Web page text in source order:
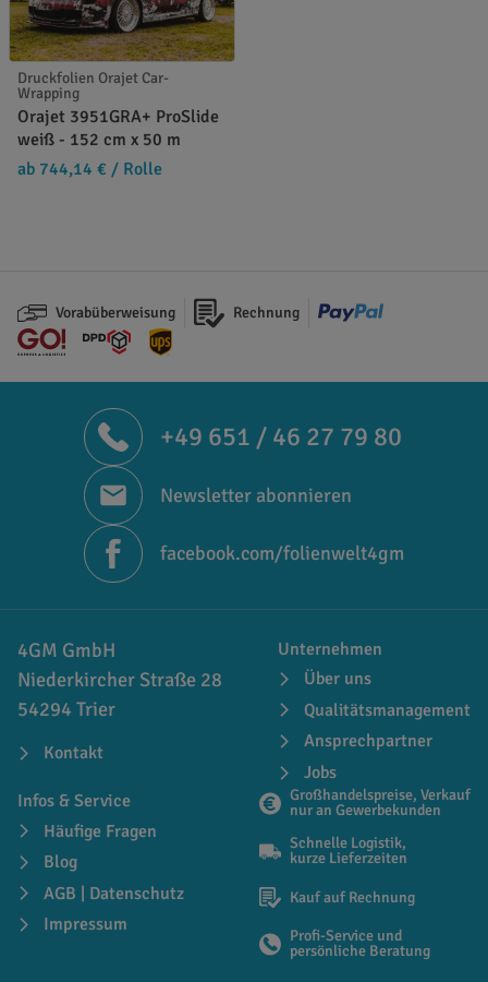
Druckfolien Orajet Car-
Wrapping
Orajet 3951GRA+ ProSlide
weiß - 152 cm x 50 m
ab 744,14 € / Rolle
Vorabüberweisung Rechnung
+49 651 / 46 27 79 80
Newsletter abonnieren
facebook.com/folienwelt4gm
4GM GmbH
Niederkircher Straße 28
54294 Trier
Kontakt
Unternehmen
Über uns
Qualitätsmanagement
Ansprechpartner
Jobs
Infos & Service
Häufige Fragen
Blog
AGB | Datenschutz
Impressum
Großhandelspreise, Verkauf
nur an Gewerbekunden
Schnelle Logistik,
kurze Lieferzeiten
Kauf auf Rechnung
Profi-Service und
persönliche Beratung